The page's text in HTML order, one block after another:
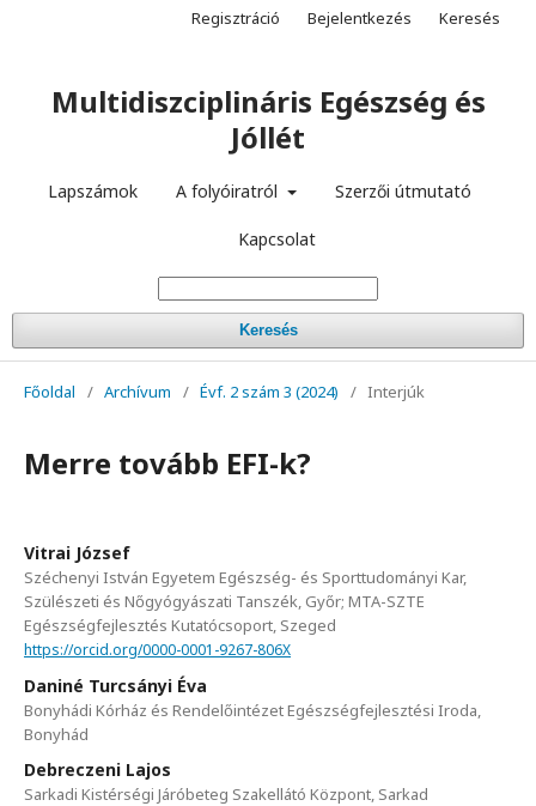
Multidiszciplináris Egészség és
Jóllét
Lapszámok A folyóiratról Szerzői útmutató
Kapcsolat
Keresés
Regisztráció Bejelentkezés Keresés
Főoldal / Archívum / Évf. 2 szám 3 (2024) / Interjúk
Merre tovább EFI-k?
Vitrai József
Széchenyi István Egyetem Egészség- és Sporttudományi Kar,
Szülészeti és Nőgyógyászati Tanszék, Győr; MTA-SZTE
Egészségfejlesztés Kutatócsoport, Szeged
https://orcid.org/0000-0001-9267-806X
Daniné Turcsányi Éva
Bonyhádi Kórház és Rendelőintézet Egészségfejlesztési Iroda,
Bonyhád
Debreczeni Lajos
Sarkadi Kistérségi Járóbeteg Szakellátó Központ, Sarkad